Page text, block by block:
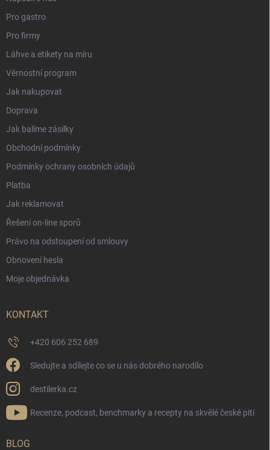
Pro gastro
Pro firmy
Láhve a etikety na míru
Věrnostní program
Jak nakupovat
Doprava
Jak balíme zásilky
Obchodní podmínky
Podmínky ochrany osobních údajů
Platba
Jak reklamovat
Řešení on-line sporů
Právo na odstoupení od smlouvy
Obnovení hesla
Moje objednávka
KONTAKT
+420 606 252 689
Sledujte a sdílejte co se u nás dobrého narodilo
destilerka.cz
Recenze, podcast, benchmarky a recepty na skvělé české pití
BLOG